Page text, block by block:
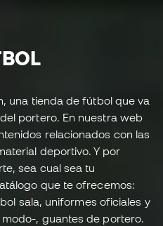
una tienda de fútbol que va
portero. En nuestra web
relacionados con las
deportivo. Y por
sea cual sea tu
que te ofrecemos:
sala, uniformes oficiales y
, guantes de portero.